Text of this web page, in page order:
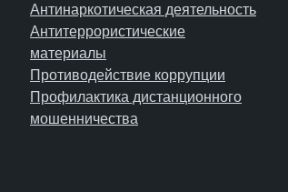
Антинаркотическая деятельность
Антитеррористические
материалы
Противодействие коррупции
Профилактика дистанционного
мошенничества